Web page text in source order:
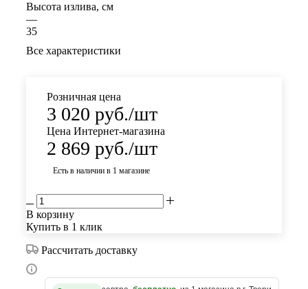
Высота излива, см
—
35
Все характеристики
Розничная цена
3 020 руб./шт
Цена Интернет-магазина
2 869 руб./шт
Есть в наличии в 1 магазине
В корзину
Купить в 1 клик
Рассчитать доставку